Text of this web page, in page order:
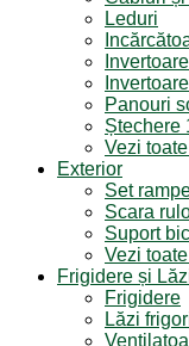
Leduri
Panouri
Ștechere
Vezi
Exterior
Set
Scara
Suport
Vezi
Frigidere și
Frigidere
Lăzi